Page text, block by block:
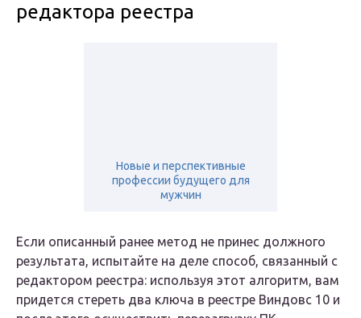
редактора реестра
Новые и перспективные
профессии будущего для
мужчин
Если описанный ранее метод не принес должного
результата, испытайте на деле способ, связанный с
редактором реестра: используя этот алгоритм, вам
придется стереть два ключа в реестре Виндовс 10 и